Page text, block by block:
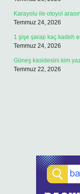
Karayolu ile otoyol
Temmuz 24, 2026
1 şişe şarap kaç kadeh
Temmuz 24, 2026
Güneş kasidesini kim
Temmuz 22, 2026